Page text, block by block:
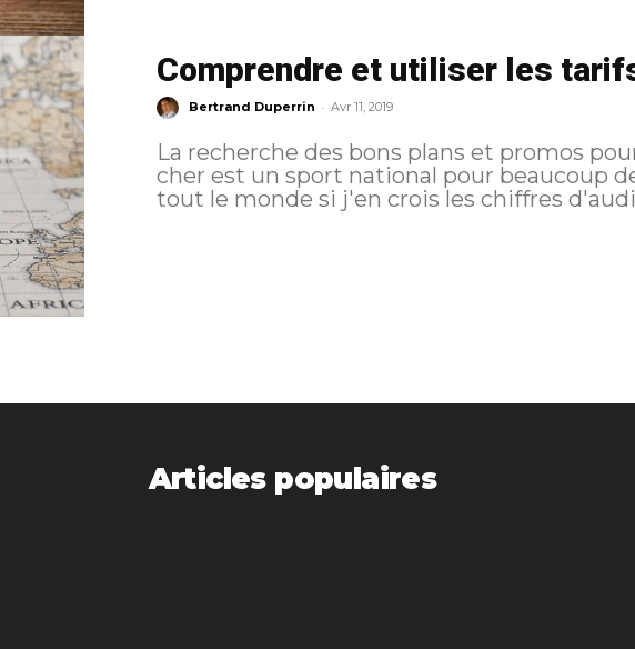
Comprendre et utiliser les
Bertrand Duperrin - Avr 11, 2019
La recherche des bons plans et promos
cher est un sport national pour beaucoup
tout le monde si j'en crois les chiffres
Articles populaires